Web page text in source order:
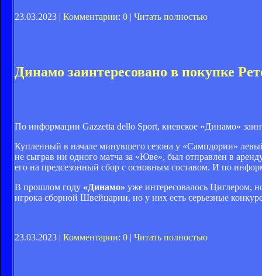
23.03.2023 | Комментарии: 0 | Читать полностью
Динамо заинтересовано в покупке
По информации Gazzetta dello Sport, киевское «Динамо»
Купленный в начале минувшего сезона у «Сампдории»
не сыграв ни одного матча за «Юве», был отправлен в
его на предсезонный сбор с основным составом. И по
В прошлом году «Динамо» уже интересовалось Циглером,
игрока сборной Швейцарии, но у них есть серьезные
23.03.2023 | Комментарии: 0 | Читать полностью